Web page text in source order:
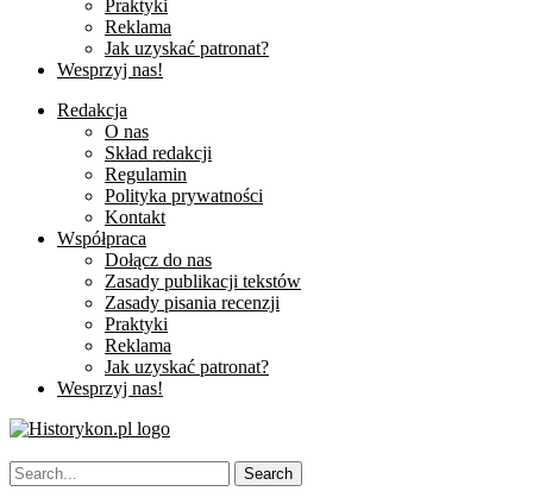
Praktyki
Reklama
Jak uzyskać patronat?
Wesprzyj nas!
Redakcja
O nas
Skład redakcji
Regulamin
Polityka prywatności
Kontakt
Współpraca
Dołącz do nas
Zasady publikacji tekstów
Zasady pisania recenzji
Praktyki
Reklama
Jak uzyskać patronat?
Wesprzyj nas!